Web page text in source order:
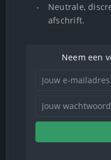
-
Neutrale,
afschrift.
Neem een